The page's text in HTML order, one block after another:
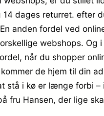
dages returret. efter
anden fordel ved
webshops. Og
når du shopper
de hjem til din
stå i kø er længe forbi
fru Hansen, der lige